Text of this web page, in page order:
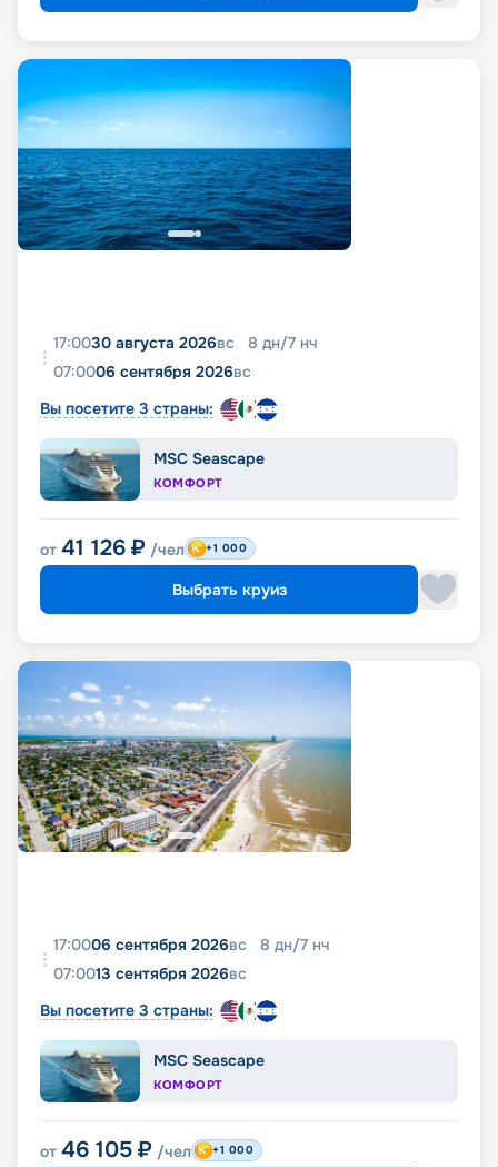
17:0030 августа 2026вс 8 дн/7 нч
07:0006 сентября 2026вс
Вы посетите 3 страны:
MSC Seascape
КОМФОРТ
от 41 126 ₽ /чел +1 000
Выбрать круиз
17:0006 сентября 2026вс 8 дн/7 нч
07:0013 сентября 2026вс
Вы посетите 3 страны:
MSC Seascape
КОМФОРТ
от 46 105 ₽ /чел +1 000